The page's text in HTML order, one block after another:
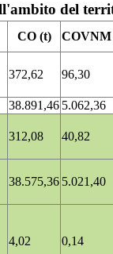
del
CO (t)
COVNM
372,62 96,30
38.891,46 5.062,36
312,08 40,82
38.575,36 5.021,40
4,02 0,14